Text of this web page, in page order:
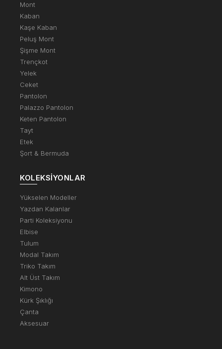
Mont
Kaban
Kaşe Kaban
Peluş Mont
Şişme Mont
Trençkot
Yelek
Ceket
Pantolon
Palazzo Pantolon
Keten Pantolon
Tayt
Etek
Şort & Bermuda
KOLEKSIYONLAR
Yükselen Modeller
Yazdan Kalanlar
Parti Koleksiyonu
Elbise
Tulum
Modal Takım
Triko Takım
Alt Üst Takım
Kimono
Kürk Şıklığı
Çanta
Aksesuar